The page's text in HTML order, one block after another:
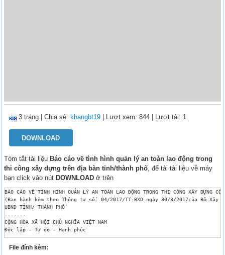
3 trang |Chia sẻ: khangbt19 | Lượt xem: 844 | Lượt tải: 1
DOWNLOAD
Tóm tắt tài liệu Báo cáo về tình hình quản lý an toàn lao động trong
thi công xây dựng trên địa bàn tỉnh/thành phố, để tải tài liệu về máy
bạn click vào nút DOWNLOAD ở trên
BÁO CÁO VỀ TÌNH HÌNH QUẢN LÝ AN TOÀN LAO ĐỘNG TRONG THI CÔNG XÂY DỰNG
(Ban hành kèm theo Thông tư số: 04/2017/TT-BXD ngày 30/3/2017của Bộ Xây
UBND TỈNH/ THÀNH PHỐ
-------
CỘNG HÒA XÃ HỘI CHỦ NGHĨA VIỆT NAM
Độc lập - Tự do - Hạnh phúc
---------------
Số: ./.
File đính kèm: